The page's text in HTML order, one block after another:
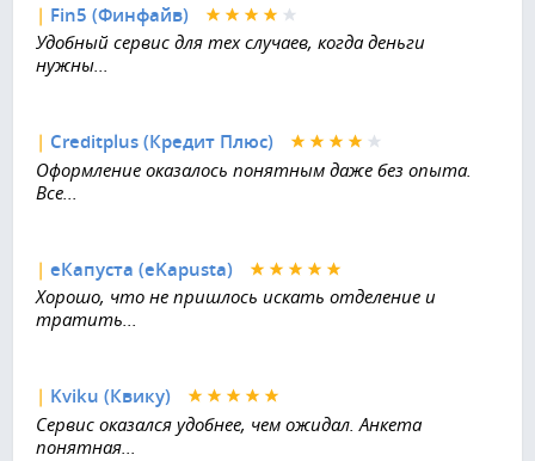
| Fin5 (Финфайв)
Удобный сервис для тех случаев, когда деньги
нужны...
| Creditplus (Кредит Плюс)
Оформление оказалось понятным даже без опыта.
Все...
| еКапуста (eKapusta)
Хорошо, что не пришлось искать отделение и
тратить...
| Kviku (Квику)
Сервис оказался удобнее, чем ожидал. Анкета
понятная...